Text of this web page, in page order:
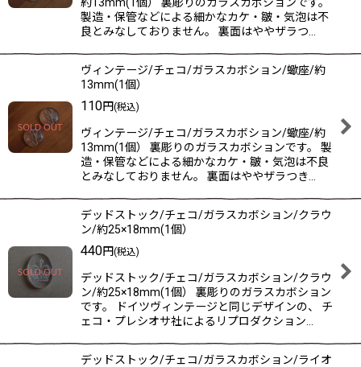
製造・保管などによる細かなカケ・皺・気泡は不
良とみなしておりません。 裏面はややザラつ…
ヴィンテージ/チェコ/ガラスカボション/蠍座/約
13mm(1個）
110円(税込)
ヴィンテージ/チェコ/ガラスカボション/蠍座/約
13mm(1個） 裏彫りのガラスカボションです。 製
造・保管などによる細かなカケ・皺・気泡は不良
とみなしておりません。 裏面はややザラつき…
デッドストック/チェコ/ガラスカボション/クラウ
ン/約25×18mm(1個）
440円(税込)
デッドストック/チェコ/ガラスカボション/クラウ
ン/約25×18mm(1個） 裏彫りのガラスカボション
です。 ドイツヴィンテージと同じデザインの、 チ
ェコ・プレシオサ社によるリプロダクション…
デッドストック/チェコ/ガラスカボション/ライオ